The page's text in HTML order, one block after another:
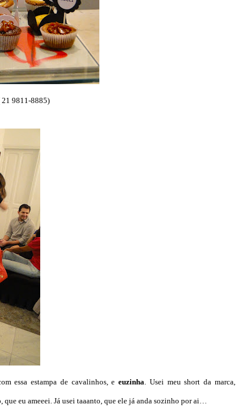
21 9811-8885)
essa estampa de cavalinhos, eeuzinha. Usei meu short da marca,
que eu ameeei. Já usei taaanto, que ele já anda sozinho por ai…